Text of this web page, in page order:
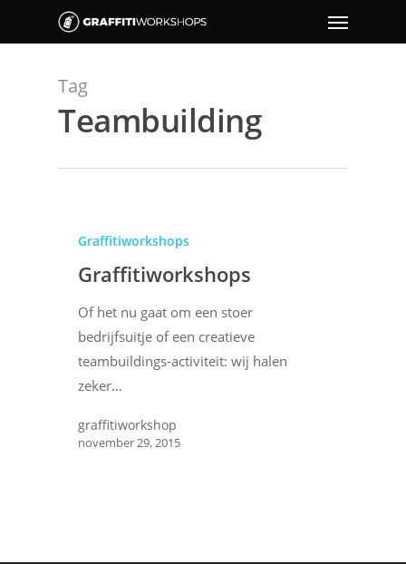
Tag
Teambuilding
Graffitiworkshops
Graffitiworkshops
Of het nu gaat om een stoer
bedrijfsuitje of een creatieve
teambuildings-activiteit: wij halen
zeker…
graffitiworkshop
november 29, 2015